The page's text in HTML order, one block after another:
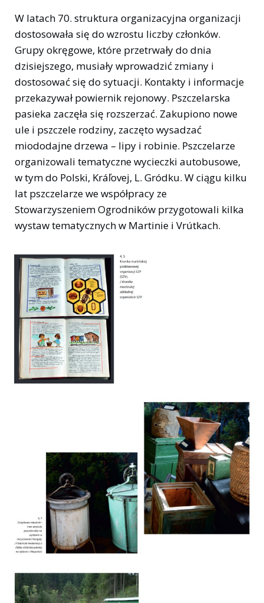
W latach 70. struktura organizacyjna organizacji
dostosowała się do wzrostu liczby członków.
Grupy okręgowe, które przetrwały do ​​dnia
dzisiejszego, musiały wprowadzić zmiany i
dostosować się do sytuacji. Kontakty i informacje
przekazywał powiernik rejonowy. Pszczelarska
pasieka zaczęła się rozszerzać. Zakupiono nowe
ule i pszczele rodziny, zaczęto wysadzać
miododajne drzewa – lipy i robinie. Pszczelarze
organizowali tematyczne wycieczki autobusowe,
w tym do Polski, Kráľovej, L. Gródku. W ciągu kilku
lat pszczelarze we współpracy ze
Stowarzyszeniem Ogrodników przygotowali kilka
wystaw tematycznych w Martinie i Vrútkach.